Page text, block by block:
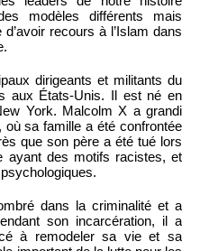
modèles différents mais
recours à l’Islam dans
dirigeants et militants du
aux États-Unis. Il est né en
York. Malcolm X a grandi
sa famille a été confrontée
que son père a été tué lors
ayant des motifs racistes, et
dans la criminalité et a
son incarcération, il a
à remodeler sa vie et sa